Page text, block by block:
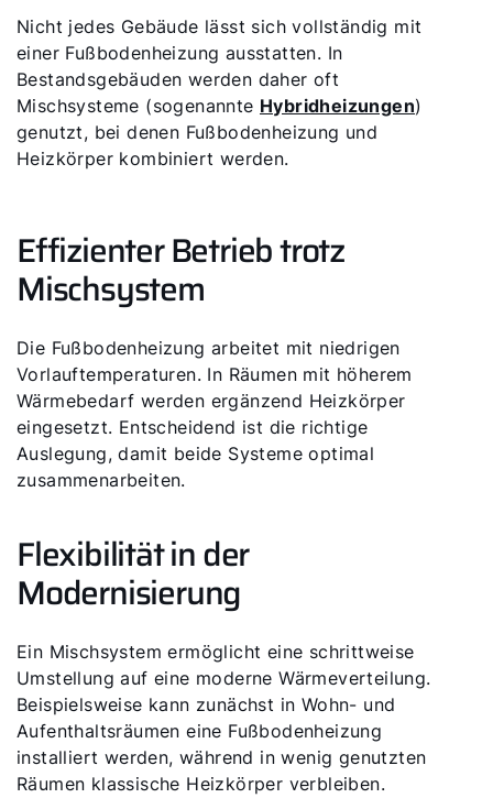
Nicht jedes Gebäude lässt sich vollständig mit
einer Fußbodenheizung ausstatten. In
Bestandsgebäuden werden daher oft
Mischsysteme (sogenannte Hybridheizungen)
genutzt, bei denen Fußbodenheizung und
Heizkörper kombiniert werden.
Effizienter Betrieb trotz
Mischsystem
Die Fußbodenheizung arbeitet mit niedrigen
Vorlauftemperaturen. In Räumen mit höherem
Wärmebedarf werden ergänzend Heizkörper
eingesetzt. Entscheidend ist die richtige
Auslegung, damit beide Systeme optimal
zusammenarbeiten.
Flexibilität in der
Modernisierung
Ein Mischsystem ermöglicht eine schrittweise
Umstellung auf eine moderne Wärmeverteilung.
Beispielsweise kann zunächst in Wohn- und
Aufenthaltsräumen eine Fußbodenheizung
installiert werden, während in wenig genutzten
Räumen klassische Heizkörper verbleiben.